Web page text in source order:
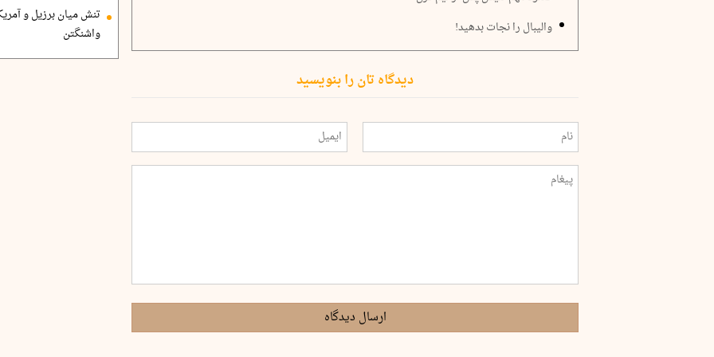
والیبال را نجات بدهید!
دیدگاه تان را بنویسید
ارسال دیدگاه
تنش میان برزیل و
واشنگتن